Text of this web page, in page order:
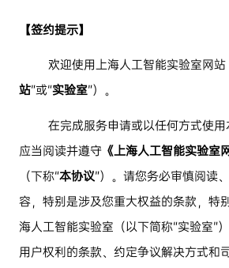
【签约提示】
欢迎使用上海人工智能实验室网
站”或“实验室”）。
在完成服务申请或以任何方式使用
应当阅读并遵守 《上海人工智能实验室
（下称“本协议”）。请您务必审慎阅读
容，特别是涉及您重大权益的条款，特
海人工智能实验室（以下简称“实验室”
用户权利的条款、约定争议解决方式和